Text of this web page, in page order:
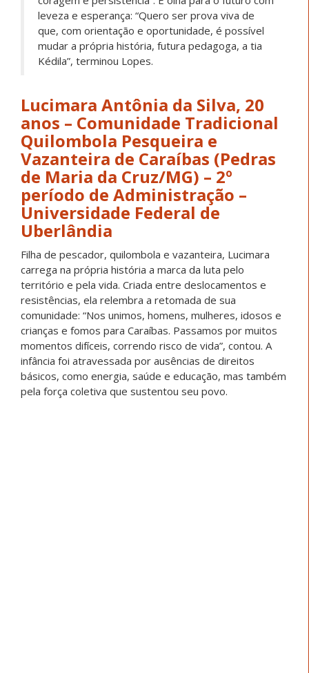
o ENEM”. Após tentativas e frustrações, veio a
conquista: “No ano seguinte, consegui ser aprovada no
curso de Administração na Universidade Federal de
Uberlândia”. A chegada à universidade trouxe novos
desafios, cidade grande, rotina desconhecida, mas
“Durante o primeiro semestre, recebi a notícia de
que meu irmão também estava com câncer. Foi
um momento muito difícil. Nas férias, voltei para
minha cidade para ajudar minha família, mas,
infelizmente, ele faleceu pouco antes do retorno
das aulas. Tive que encontrar forças para
continuar, mesmo com toda a dor. Hoje estou
finalizando o segundo semestre. Sei que ainda
enfrentarei muitas dificuldades, mas estou
preparada para continuar. Tenho o apoio do meu
pai, mesmo estando difícil, sempre me incentiva
e ajuda”, relata Lucimara.
Sheila Bispo Cardozo Ramos, 39
anos – Comunidade Tradicional
Quilombola Pesqueira e
Vazanteira de Caraíbas (Pedras
de Maria da Cruz/MG) – 1º